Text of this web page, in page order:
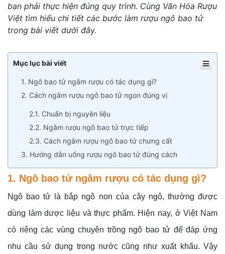
bạn phải thực hiện đúng quy trình. Cùng Văn Hóa Rượu
Việt tìm hiểu chi tiết các bước làm rượu ngô bao tử
trong bài viết dưới đây.
Mục lục bài viết
1. Ngô bao tử ngâm rượu có tác dụng gì?
2. Cách ngâm rượu ngô bao tử ngon đúng vị
2.1. Chuẩn bị nguyên liệu
2.2. Ngâm rượu ngô bao tử trực tiếp
2.3. Cách ngâm rượu ngô bao tử chưng cất
3. Hướng dẫn uống rượu ngô bao tử đúng cách
1. Ngô bao tử ngâm rượu có tác dụng gì?
Ngô bao tử là bắp ngô non của cây ngô, thường được
dùng làm dược liệu và thực phẩm. Hiện nay, ở Việt Nam
có riêng các vùng chuyên trồng ngô bao tử để đáp ứng
nhu cầu sử dụng trong nước cũng như xuất khẩu. Vậy